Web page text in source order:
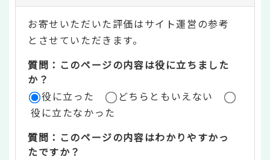
テ
ン
ツ
評
価
リ
お寄せいただいた評価はサイト運営の参考
とさせていただきます。
質問：このページの内容は役に立ちました
か？
役に立った
どちらともいえない
役に立たなかった
質問：このページの内容はわかりやすかっ
たですか？